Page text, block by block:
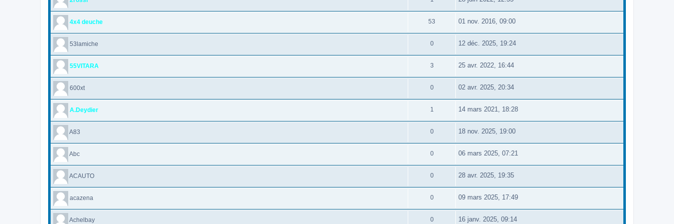
4x4 deuche 53 01 nov. 2016, 09:00
53lamiche 0 12 déc. 2025, 19:24
55VITARA 3 25 avr. 2022, 16:44
600xt 0 02 avr. 2025, 20:34
A.Deydier 1 14 mars 2021, 18:28
A83 0 18 nov. 2025, 19:00
Abc 0 06 mars 2025, 07:21
ACAUTO 0 28 avr. 2025, 19:35
acazena 0 09 mars 2025, 17:49
Achelbay 0 16 janv. 2025, 09:14